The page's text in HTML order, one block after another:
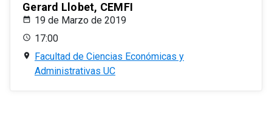
Gerard Llobet, CEMFI
19 de Marzo de 2019
17:00
Facultad de Ciencias Económicas y
Administrativas UC